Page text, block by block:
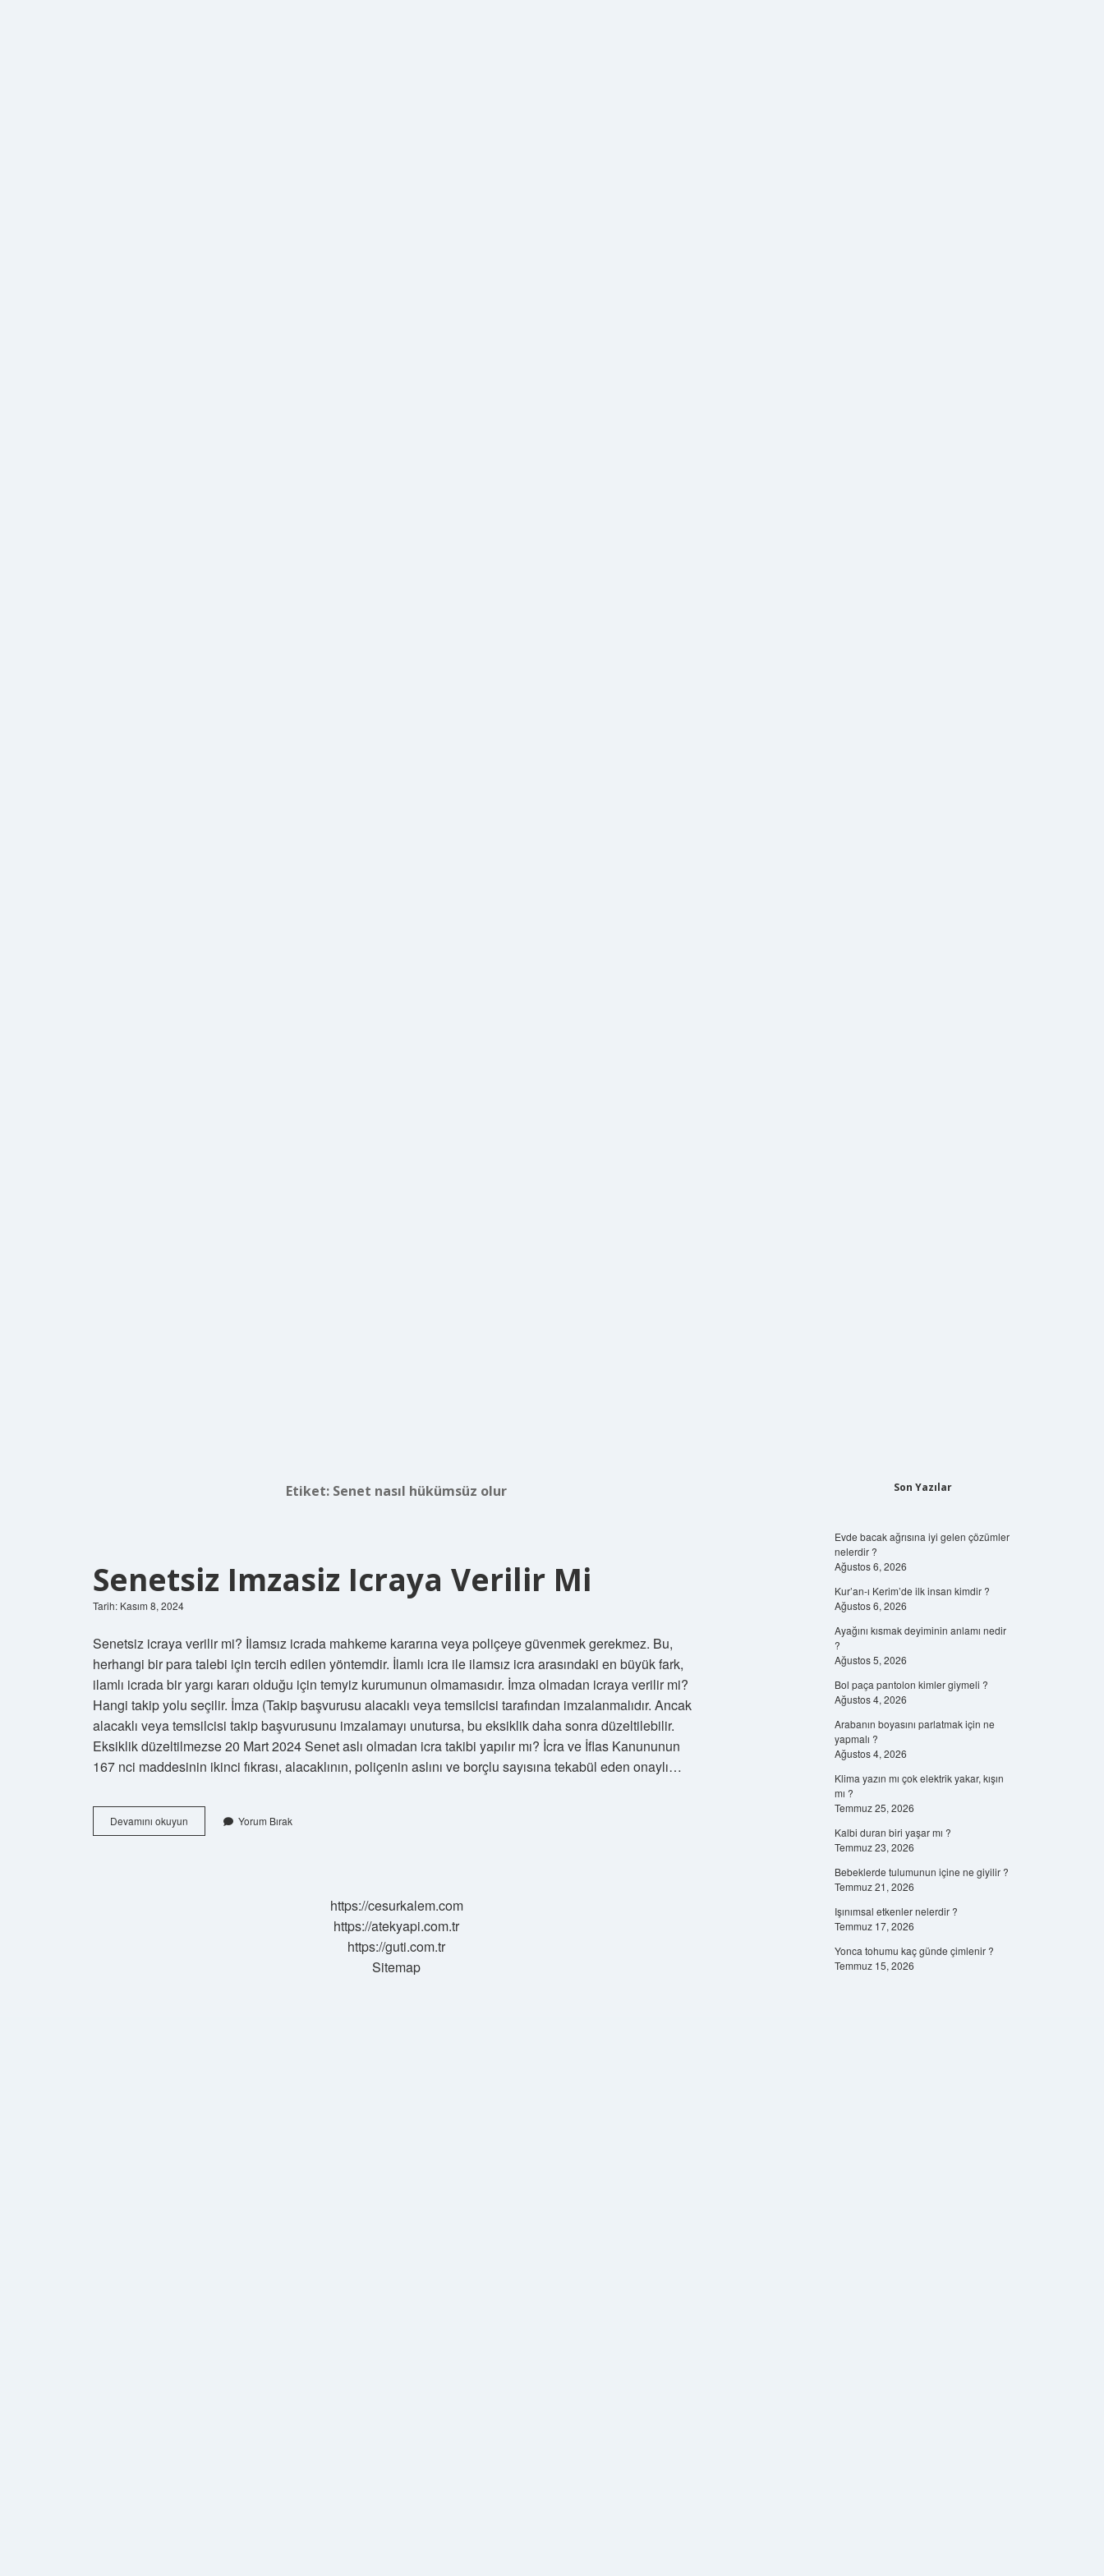
Etiket: Senet nasıl hükümsüz olur
Senetsiz Imzasiz Icraya Verilir Mi
Tarih: Kasım 8, 2024
Senetsiz icraya verilir mi? İlamsız icrada mahkeme kararına veya poliçeye güvenmek gerekmez. Bu,
herhangi bir para talebi için tercih edilen yöntemdir. İlamlı icra ile ilamsız icra arasındaki en büyük fark,
ilamlı icrada bir yargı kararı olduğu için temyiz kurumunun olmamasıdır. İmza olmadan icraya verilir mi?
Hangi takip yolu seçilir. İmza (Takip başvurusu alacaklı veya temsilcisi tarafından imzalanmalıdır. Ancak
alacaklı veya temsilcisi takip başvurusunu imzalamayı unutursa, bu eksiklik daha sonra düzeltilebilir.
Eksiklik düzeltilmezse 20 Mart 2024 Senet aslı olmadan icra takibi yapılır mı? İcra ve İflas Kanununun
167 nci maddesinin ikinci fıkrası, alacaklının, poliçenin aslını ve borçlu sayısına tekabül eden onaylı…
Devamını okuyun Senetsiz
Imzasiz
Yorum Bırak
https://cesurkalem.com
https://atekyapi.com.tr
https://guti.com.tr
Sitemap
Son Yazılar
Evde bacak ağrısına iyi gelen çözümler
nelerdir ?
Ağustos 6, 2026
Kur’an-ı Kerim’de ilk insan kimdir ?
Ağustos 6, 2026
Ayağını kısmak deyiminin anlamı nedir
?
Ağustos 5, 2026
Bol paça pantolon kimler giymeli ?
Ağustos 4, 2026
Arabanın boyasını parlatmak için ne
yapmalı ?
Ağustos 4, 2026
Klima yazın mı çok elektrik yakar, kışın
mı ?
Temmuz 25, 2026
Kalbi duran biri yaşar mı ?
Temmuz 23, 2026
Bebeklerde tulumunun içine ne giyilir ?
Temmuz 21, 2026
Işınımsal etkenler nelerdir ?
Temmuz 17, 2026
Yonca tohumu kaç günde çimlenir ?
Temmuz 15, 2026